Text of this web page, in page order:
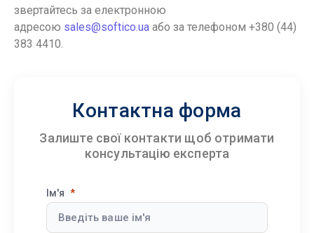
звертайтесь за електронною
адресою sales@softico.ua або за телефоном +380 (44)
383 4410.
Контактна форма
Залиште свої контакти щоб отримати
консультацію експерта
Ім'я